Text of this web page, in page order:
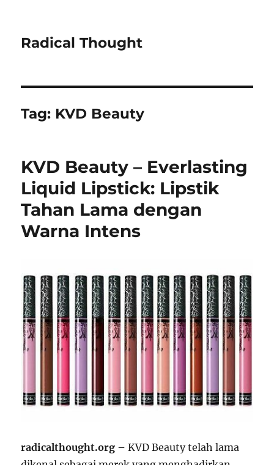
Radical Thought
Tag: KVD Beauty
KVD Beauty – Everlasting
Liquid Lipstick: Lipstik
Tahan Lama dengan
Warna Intens
radicalthought.org –KVD Beauty telah lama